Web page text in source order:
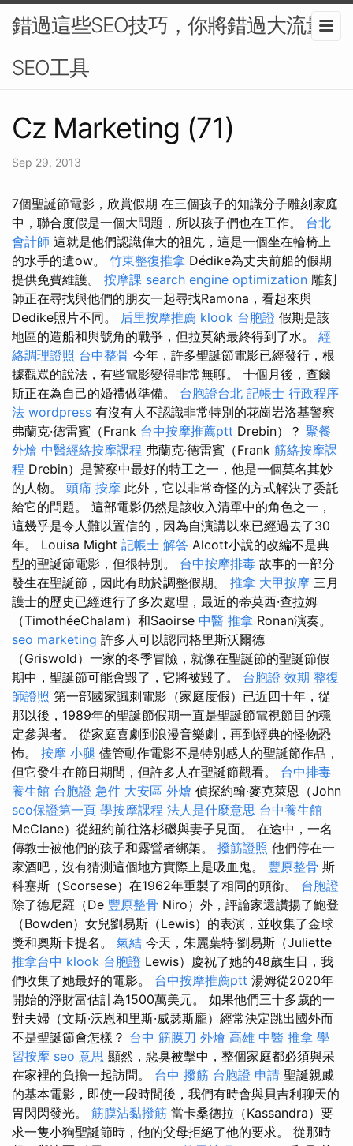
錯過這些SEO技巧，你將錯過大流量-
SEO工具
Cz Marketing (71)
Sep 29, 2013
7個聖誕節電影，欣賞假期 在三個孩子的知識分子雕刻家庭
中，聯合度假是一個大問題，所以孩子們也在工作。 台北
會計師 這就是他們認識偉大的祖先，這是一個坐在輪椅上
的水手的遺ow。 竹東整復推拿 Dédike為丈夫前船的假期
提供免費維護。 按摩課 search engine optimization 雕刻
師正在尋找與他們的朋友一起尋找Ramona，看起來與
Dedike照片不同。 后里按摩推薦 klook 台胞證 假期是該
地區的造船和與號角的戰爭，但拉莫納最終得到了水。 經
絡調理證照 台中整骨 今年，許多聖誕節電影已經發行，根
據觀眾的說法，有些電影變得非常無聊。 十個月後，查爾
斯正在為自己的婚禮做準備。 台胞證台北 記帳士 行政程序
法 wordpress 有沒有人不認識非常特別的花崗岩洛基警察
弗蘭克·德雷賓（Frank 台中按摩推薦ptt Drebin）？ 聚餐
外燴 中醫經絡按摩課程 弗蘭克·德雷賓（Frank 筋絡按摩課
程 Drebin）是警察中最好的特工之一，他是一個莫名其妙
的人物。 頭痛 按摩 此外，它以非常奇怪的方式解決了委託
給它的問題。 這部電影仍然是該收入清單中的角色之一，
這幾乎是令人難以置信的，因為自演講以來已經過去了30
年。 Louisa Might 記帳士 解答 Alcott小說的改編不是典
型的聖誕節電影，但很特別。 台中按摩排毒 故事的一部分
發生在聖誕節，因此有助於調整假期。 推拿 大甲按摩 三月
護士的歷史已經進行了多次處理，最近的蒂莫西·查拉姆
（TimothéeChalam）和Saoirse 中醫 推拿 Ronan演奏。
seo marketing 許多人可以認同格里斯沃爾德
（Griswold）一家的冬季冒險，就像在聖誕節的聖誕節假
期中，聖誕節可能會毀了，它將被毀了。 台胞證 效期 整復
師證照 第一部國家諷刺電影（家庭度假）已近四十年，從
那以後，1989年的聖誕節假期一直是聖誕節電視節目的穩
定參與者。 從家庭喜劇到浪漫音樂劇，再到經典的怪物恐
怖。 按摩 小腿 儘管動作電影不是特別感人的聖誕節作品，
但它發生在節日期間，但許多人在聖誕節觀看。 台中排毒
養生館 台胞證 急件 大安區 外燴 偵探約翰·麥克萊恩（John
seo保證第一頁 學按摩課程 法人是什麼意思 台中養生館
McClane）從紐約前往洛杉磯與妻子見面。 在途中，一名
傳教士被他們的孩子和露營者綁架。 撥筋證照 他們停在一
家酒吧，沒有猜測這個地方實際上是吸血鬼。 豐原整骨 斯
科塞斯（Scorsese）在1962年重製了相同的頭銜。 台胞證
除了德尼羅（De 豐原整骨 Niro）外，評論家還讚揚了鮑登
（Bowden）女兒劉易斯（Lewis）的表演，並收集了金球
獎和奧斯卡提名。 氣結 今天，朱麗葉特·劉易斯（Juliette
推拿台中 klook 台胞證 Lewis）慶祝了她的48歲生日，我
們收集了她最好的電影。 台中按摩推薦ptt 湯姆從2020年
開始的淨財富估計為1500萬美元。 如果他們三十多歲的一
對夫婦（文斯·沃恩和里斯·威瑟斯龐）經常決定跳出國外而
不是聖誕節會怎樣？ 台中 筋膜刀 外燴 高雄 中醫 推拿 學
習按摩 seo 意思 顯然，惡臭被擊中，整個家庭都必須與呆
在家裡的負擔一起訪問。 台中 撥筋 台胞證 申請 聖誕親戚
的基本電影，即使一段時間後，我們有時會與貝吉利聊天的
胃閃閃發光。 筋膜沾黏撥筋 當卡桑德拉（Kassandra）要
求一隻小狗聖誕節時，他的父母拒絕了他的要求。 從那時